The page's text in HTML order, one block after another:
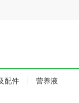
配件 营养液